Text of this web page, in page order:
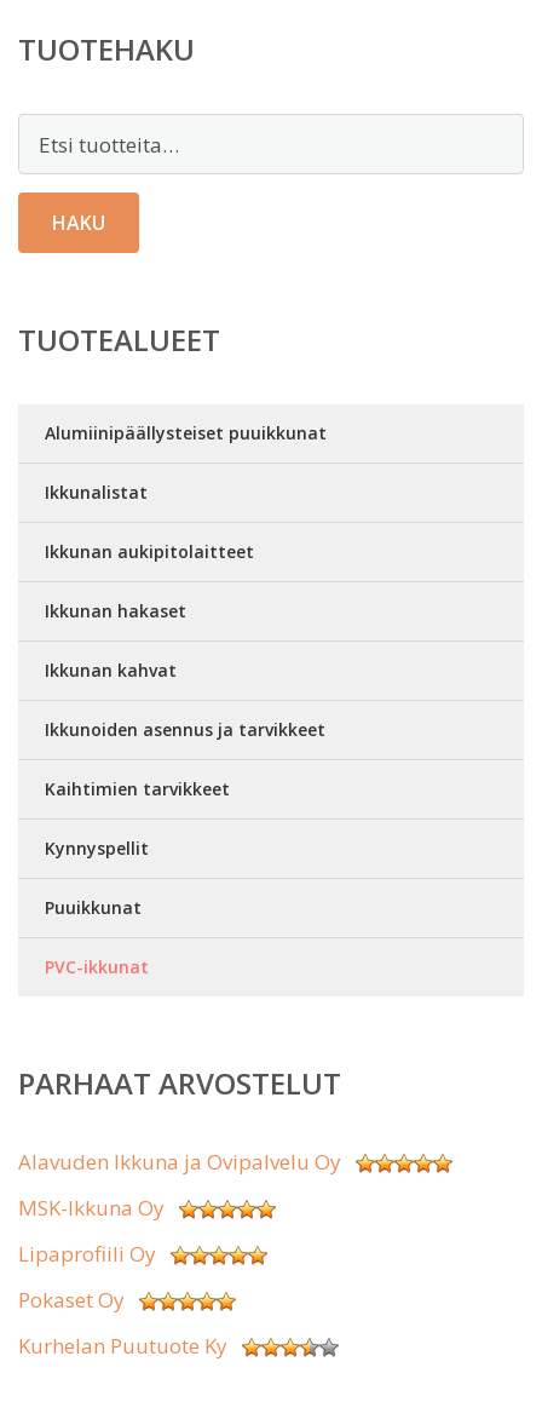
TUOTEHAKU
HAKU
TUOTEALUEET
Alumiinipäällysteiset puuikkunat
Ikkunalistat
Ikkunan aukipitolaitteet
Ikkunan hakaset
Ikkunan kahvat
Ikkunoiden asennus ja tarvikkeet
Kaihtimien tarvikkeet
Kynnyspellit
Puuikkunat
PVC-ikkunat
PARHAAT ARVOSTELUT
Alavuden Ikkuna ja Ovipalvelu Oy
MSK-Ikkuna Oy
Lipaprofiili Oy
Pokaset Oy
Kurhelan Puutuote Ky